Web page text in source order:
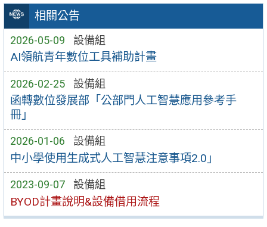
相關公告
2026-05-09 設備組
AI領航青年數位工具補助計畫
2026-02-25 設備組
函轉數位發展部「公部門人工智慧應用參考手
冊」
2026-01-06 設備組
中小學使用生成式人工智慧注意事項2.0」
2023-09-07 設備組
BYOD計畫說明&設備借用流程